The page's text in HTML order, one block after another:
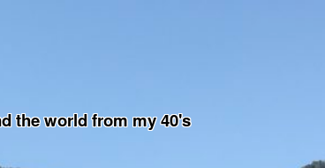
the world from my 40's